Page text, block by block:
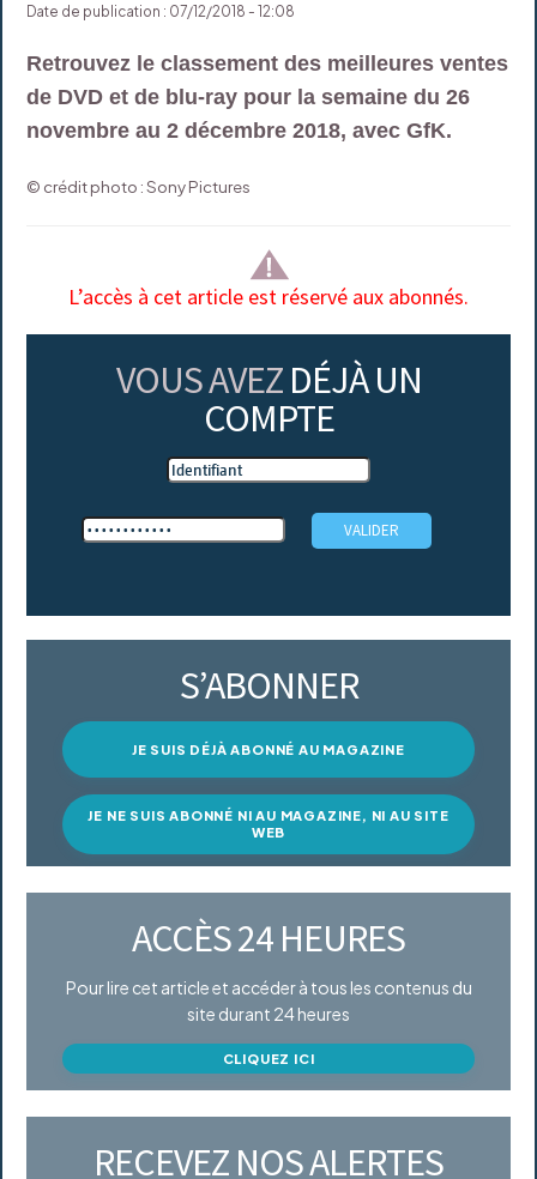
Date de publication : 07/12/2018 - 12:08
Retrouvez le classement des meilleures ventes
de DVD et de blu-ray pour la semaine du 26
novembre au 2 décembre 2018, avec GfK.
© crédit photo : Sony Pictures
L’accès à cet article est réservé aux abonnés.
VOUS AVEZ DÉJÀ UN
COMPTE
S’ABONNER
JE SUIS DÉJÀ ABONNÉ AU MAGAZINE
JE NE SUIS ABONNÉ NI AU MAGAZINE, NI AU SITE
WEB
ACCÈS 24 HEURES
Pour lire cet article et accéder à tous les contenus du
site durant 24 heures
CLIQUEZ ICI
RECEVEZ NOS ALERTES